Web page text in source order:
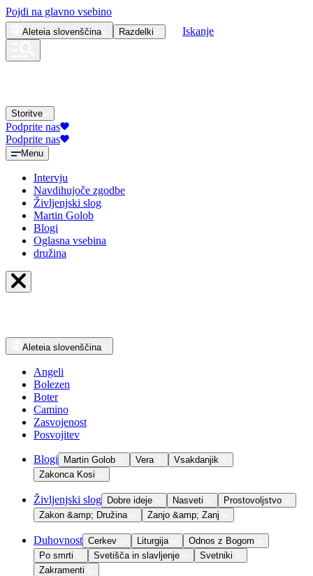
Pojdi na glavno vsebino
Aleteia slovenščina Razdelki Iskanje
Storitve
Podprite nas
Podprite nas
Menu
Intervju
Navdihujoče zgodbe
Življenjski slog
Martin Golob
Blogi
Oglasna vsebina
družina
Aleteia slovenščina
Angeli
Bolezen
Boter
Camino
Zasvojenost
Posvojitev
Blogi Martin Golob Vera
Vsakdanjik
Zakonca Kosi
Življenjski slog Dobre ideje Nasveti
Prostovoljstvo
Zakon &amp; Družina
Zanjo &amp; Zanj
Duhovnost Cerkev Liturgija
Odnos z Bogom
Po smrti
Svetišča in slavljenje
Svetniki
Zakramenti